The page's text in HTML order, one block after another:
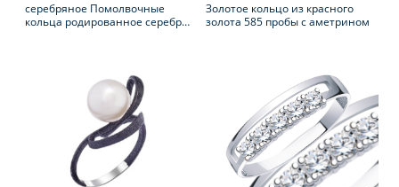
серебряное Помолвочные
кольца родированное серебро
Золотое кольцо из красного
золота 585 пробы с аметрином